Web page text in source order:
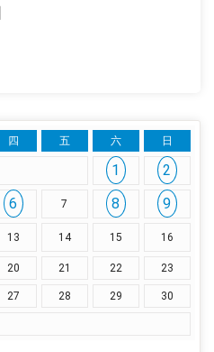
四 五 六 日
1
2
6 7 8
9
13 14 15 16
20 21 22 23
27 28 29 30